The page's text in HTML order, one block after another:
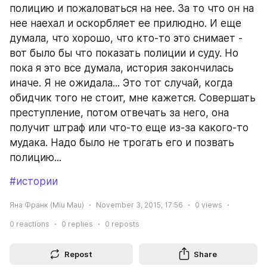
полицию и пожаловаться на нее. За то что он на
нее наехал и оскорбляет ее прилюдно. И еще
думала, что хорошо, что кто-то это снимает -
вот было бы что показать полиции и суду. Но
пока я это все думала, история закончилась
иначе. Я не ожидала... Это тот случай, когда
обидчик того не стоит, мне кажется. Совершать
преступление, потом отвечать за него, она
получит штраф или что-то еще из-за какого-то
мудака. Надо было не трогать его и позвать
полицию...
#истории
Яна Франк (Miu Mau) November 3, 2015, 17:56 0 views
0 reactions 0 replies 0 reposts
Repost Share